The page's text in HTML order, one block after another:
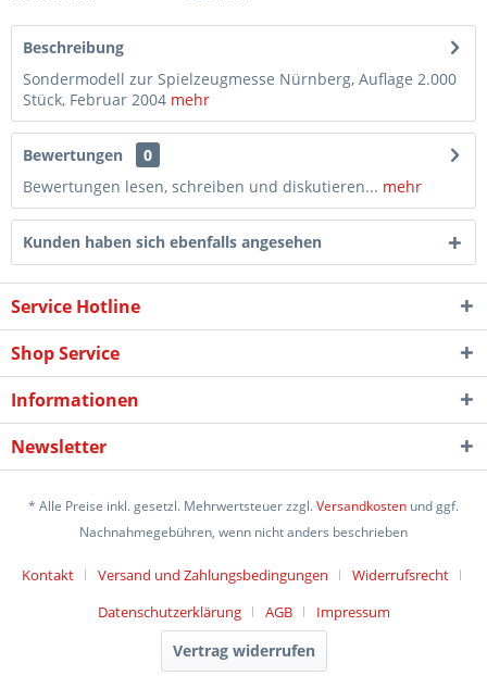
Beschreibung
Sondermodell zur Spielzeugmesse Nürnberg, Auflage 2.000
Stück, Februar 2004 mehr
Bewertungen
0
Bewertungen lesen, schreiben und diskutieren... mehr
Kunden haben sich ebenfalls angesehen
Service Hotline
Shop Service
Informationen
Newsletter
* Alle Preise inkl. gesetzl. Mehrwertsteuer zzgl.Versandkosten und ggf.
Nachnahmegebühren, wenn nicht anders beschrieben
Kontakt Versand und Zahlungsbedingungen
Widerrufsrecht
Datenschutzerklärung
AGB Impressum
Vertrag widerrufen